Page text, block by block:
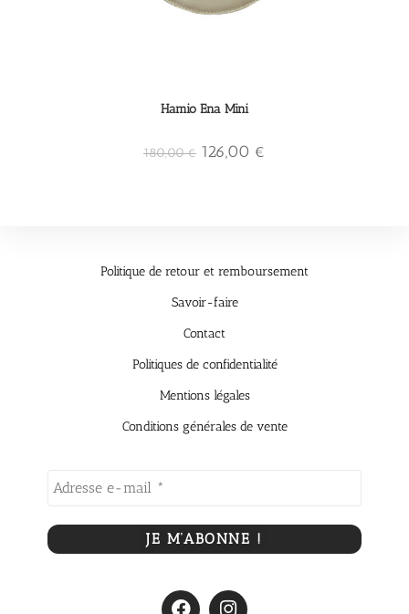
Hamio Ena Mini
180,00€ 126,00 €
Politique de retour et remboursement
Savoir-faire
Contact
Politiques de confidentialité
Mentions légales
Conditions générales de vente